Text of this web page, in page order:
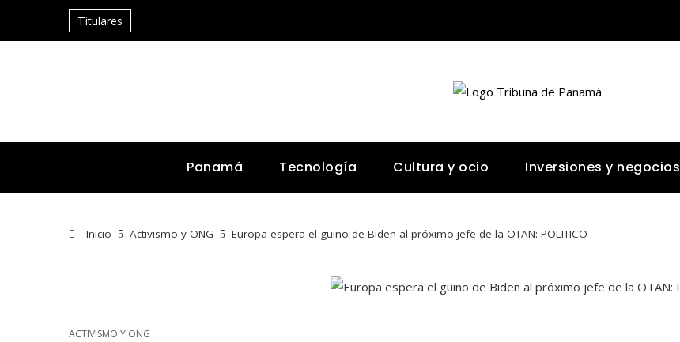
Titulares
Panamá Tecnología Cultura y ocio Inversiones y negocios
Inicio Activismo y ONG Europa espera el guiño de Biden al próximo jefe de la OTAN: POLITICO
ACTIVISMO Y ONG